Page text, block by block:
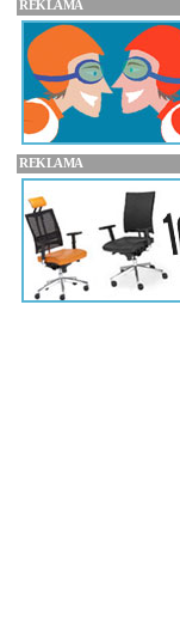
REKLAMA
REKLAMA